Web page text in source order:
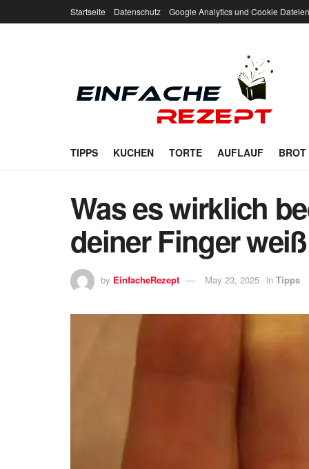
Startseite Datenschutz Google Analytics und Cookie Dateien
TIPPS KUCHEN TORTE AUFLAUF BROT
Was es wirklich
deiner Finger
by EinfacheRezept May 23, 2025 in Tipps